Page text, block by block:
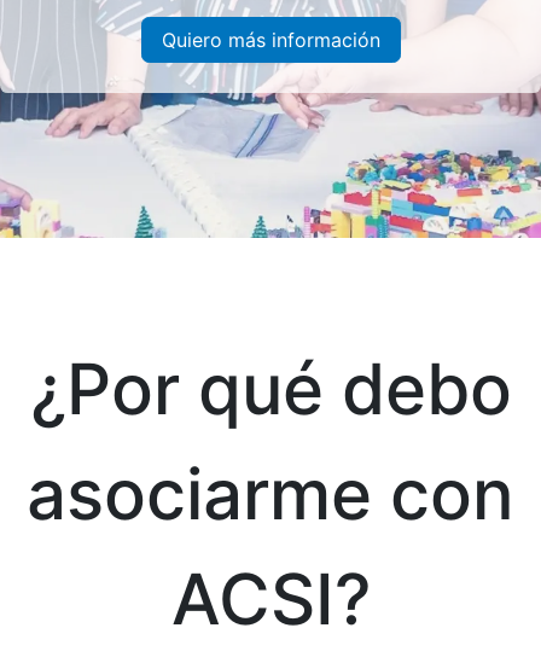
Quiero más información
¿Por qué debo
asociarme con
ACSI?